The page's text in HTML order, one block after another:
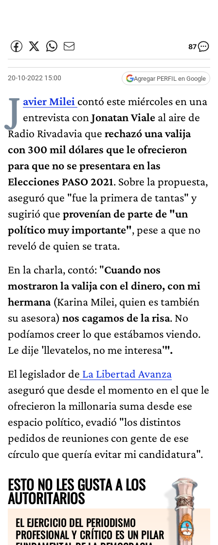
87
20-10-2022 15:00 Agregar PERFIL en Google
J avier Milei contó este miércoles en una
entrevista con Jonatan Viale al aire de
Radio Rivadavia que rechazó una valija
con 300 mil dólares que le ofrecieron
para que no se presentara en las
Elecciones PASO 2021. Sobre la propuesta,
aseguró que "fue la primera de tantas" y
sugirió que provenían de parte de "un
político muy importante", pese a que no
reveló de quien se trata.
En la charla, contó: "Cuando nos
mostraron la valija con el dinero, con mi
hermana(Karina Milei, quien es también
su asesora) nos cagamos de la risa. No
podíamos creer lo que estábamos viendo.
Le dije 'llevatelos, no me interesa'".
El legislador de La Libertad Avanza
aseguró que desde el momento en el que le
ofrecieron la millonaria suma desde ese
espacio político, evadió "los distintos
pedidos de reuniones con gente de ese
círculo que quería evitar mi candidatura".
ESTO NO LES GUSTA A LOS
AUTORITARIOS
EL EJERCICIO DEL PERIODISMO
PROFESIONAL Y CRÍTICO ES UN PILAR